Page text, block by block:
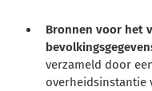
Bronnen voor het
verzameld door
overheidsinstantie